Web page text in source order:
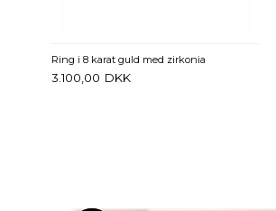
Ring i 8 karat guld med zirkonia
3.100,00 DKK